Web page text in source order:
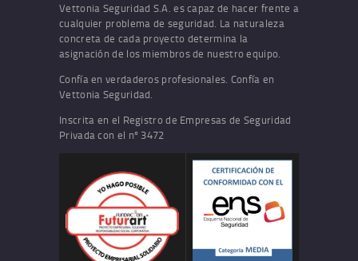
Vettonia Seguridad S.A. es capaz de hacer frente a
cualquier problema de seguridad. La naturaleza
concreta de cada proyecto determina la
asignación de los miembros de nuestro equipo.
Confía en verdaderos profesionales. Confía en
Vettonia Seguridad.
Inscrita en el Registro de Empresas de Seguridad
Privada con el nº 3472